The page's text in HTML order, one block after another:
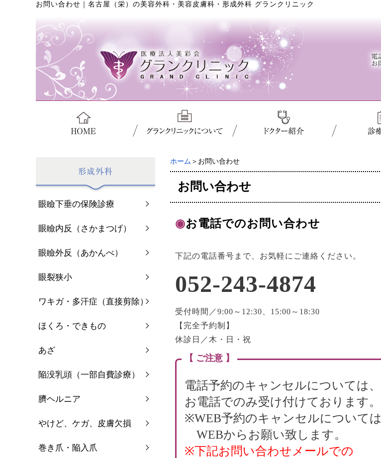
お問い合わせ 名古屋（栄）の美容外科・美容皮膚科・形成外科 グランクリニック
ホーム ＞お問い合わせ
お問い合わせ
◉お電話でのお問い合わせ
下記の電話番号まで、お気軽にご連絡ください。
052-243-4874
受付時間／9:00～12:30、15:00～18:30
【完全予約制】
休診日／木・日・祝
【 ご注意 】
電話予約のキャンセルについては、
お電話でのみ受け付けております。
※WEB予約のキャンセルについては
WEBからお願い致します。
※下記お問い合わせメールでの
眼瞼下垂の保険診療
眼瞼内反（さかまつげ）
眼瞼外反（あかんべ）
眼裂狭小
ワキガ・多汗症（直接剪除）
ほくろ・できもの
あざ
陥没乳頭（一部自費診療）
臍ヘルニア
やけど、ケガ、皮膚欠損
巻き爪・陥入爪